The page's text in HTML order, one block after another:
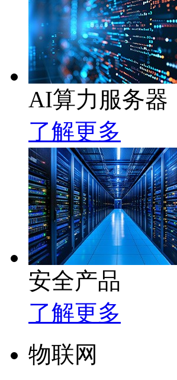
AI算力服务器
了解更多
安全产品
了解更多
物联网